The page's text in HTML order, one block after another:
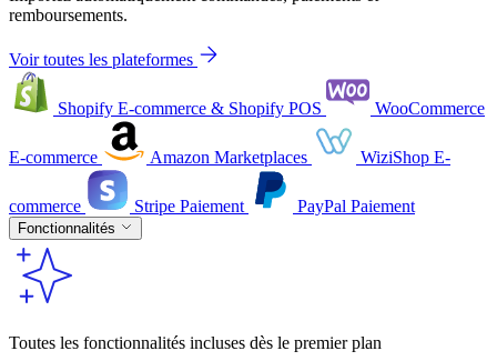
remboursements.
Voir toutes les plateformes
Shopify E-commerce & Shopify POS WooCommerce
E-commerce Amazon Marketplaces WiziShop E-
commerce Stripe Paiement PayPal Paiement
Fonctionnalités
Toutes les fonctionnalités incluses dès le premier plan